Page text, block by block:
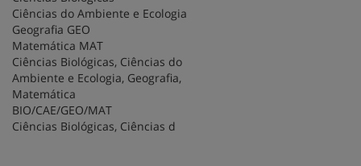
Ciências do Ambiente e Ecologia
Geografia GEO
Matemática MAT
Ciências Biológicas, Ciências do
Ambiente e Ecologia, Geografia,
Matemática
BIO/CAE/GEO/MAT
Ciências Biológicas, Ciências d